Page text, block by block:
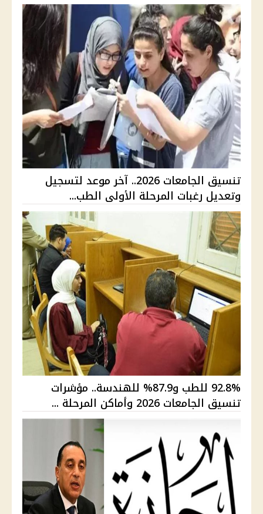
تنسيق الجامعات 2026.. آخر موعد لتسجيل
وتعديل رغبات المرحلة الأولى الطب...
92.8% للطب و87.9% للهندسة.. مؤشرات
تنسيق الجامعات 2026 وأماكن المرحلة ...